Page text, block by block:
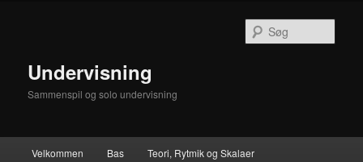
Undervisning
Sammenspil og solo undervisning
Velkommen Bas Teori, Rytmik og Skalaer